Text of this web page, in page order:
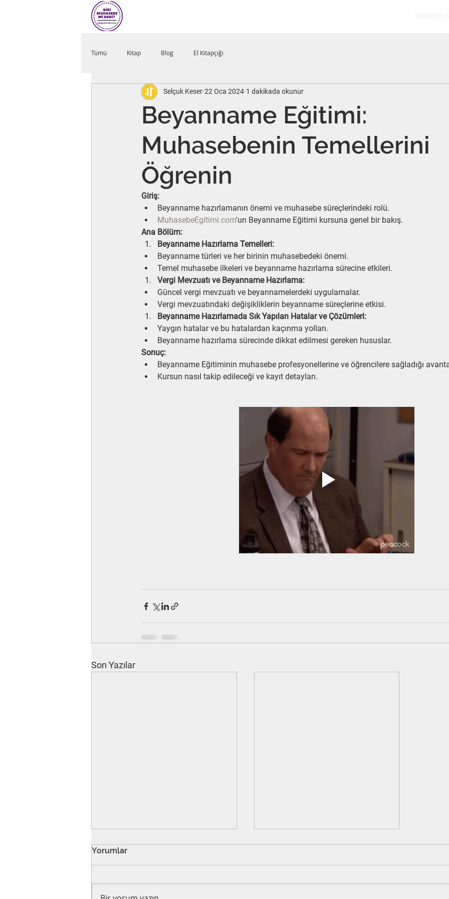
Tümü Kitap Blog El Kitapçığı
Beyanname Eğitimi:
Muhasebenin Temellerini
Öğrenin
Selçuk Keser 22 Oca 2024 1 dakikada okunur
Giriş:
Beyanname hazırlamanın önemi ve muhasebe süreçlerindeki rolü.
MuhasebeEgitimi.com'un Beyanname Eğitimi kursuna genel bir bakış.
Ana Bölüm:
Beyanname Hazırlama Temelleri:
Beyanname türleri ve her birinin muhasebedeki önemi.
Temel muhasebe ilkeleri ve beyanname hazırlama sürecine etkileri.
Vergi Mevzuatı ve Beyanname Hazırlama:
Güncel vergi mevzuatı ve beyannamelerdeki uygulamalar.
Vergi mevzuatındaki değişikliklerin beyanname süreçlerine etkisi.
Beyanname Hazırlamada Sık Yapılan Hatalar ve Çözümleri:
Yaygın hatalar ve bu hatalardan kaçınma yolları.
Beyanname hazırlama sürecinde dikkat edilmesi gereken hususlar.
Sonuç:
Beyanname Eğitiminin muhasebe profesyonellerine ve öğrencilere sağladığı
Kursun nasıl takip edileceği ve kayıt detayları.
Son Yazılar
Yorumlar